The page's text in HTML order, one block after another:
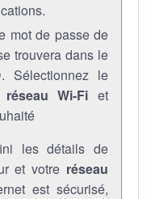
mot de passe de
trouvera dans le
Sélectionnez le
réseau Wi-Fi et
les détails de
et votre réseau
est sécurisé,